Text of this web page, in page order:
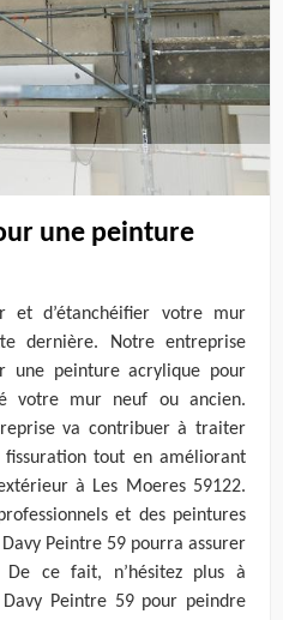
une peinture
et d’étanchéifier votre mur
dernière. Notre entreprise
une peinture acrylique pour
votre mur neuf ou ancien.
va contribuer à traiter
tout en améliorant
à Les Moeres 59122.
et des peintures
Peintre 59 pourra assurer
ce fait, n’hésitez plus à
Peintre 59 pour peindre